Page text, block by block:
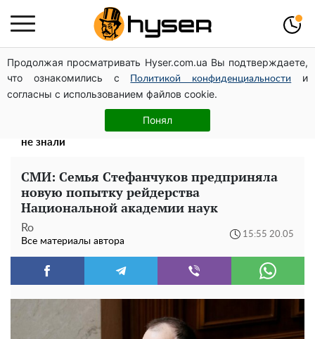
Продолжая просматривать Hyser.com.ua Вы подтверждаете,
что ознакомились с
Политикой конфиденциальности
и
согласны с использованием файлов cookie.
Понял
Дроны с наценкой: Александр Конотопский вывел
миллионы оборонного бюджета через фиктивную
фирму в Эстонии
Поэтому и выглядит так молодо: 5 простых и
любимых блюд Аллы Пугачевой, о которых вы точно
не знали
СМИ: Семья Стефанчуков предприняла
новую попытку рейдерства
Национальной академии наук
Ro
Все материалы автора
15:55 20.05